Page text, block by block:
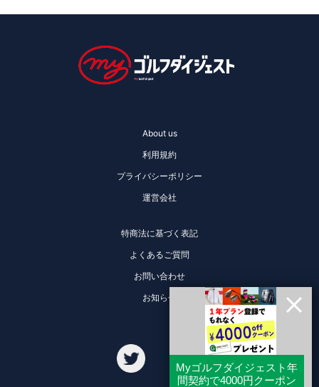
About us
利用規約
プライバシーポリシー
運営会社
特商法に基づく表記
よくあるご質問
お問い合わせ
お知らせ